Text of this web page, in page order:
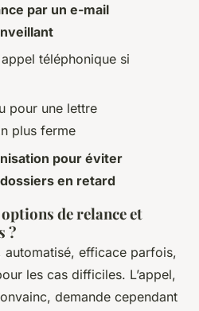
par un e-mail
téléphonique si
pour une lettre
plus ferme
pour éviter
en retard
de relance et
?
automatisé, efficace parfois,
les cas difficiles. L’appel,
demande cependant